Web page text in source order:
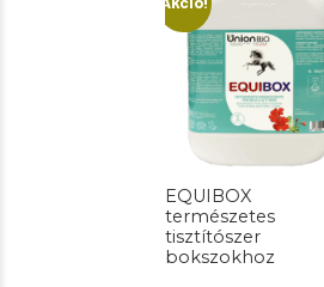
EQUIBOX
természetes
tisztítószer
bokszokhoz